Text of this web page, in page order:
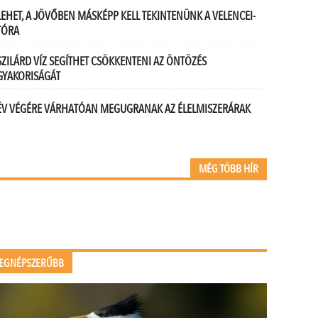
A JÖVŐBEN MÁSKÉPP KELL TEKINTENÜNK A VELENCEI-
VÍZ SEGÍTHET CSÖKKENTENI AZ ÖNTÖZÉS
VÉGÉRE VÁRHATÓAN MEGUGRANAK AZ ÉLELMISZERÁRAK
MÉG TÖBB HÍR